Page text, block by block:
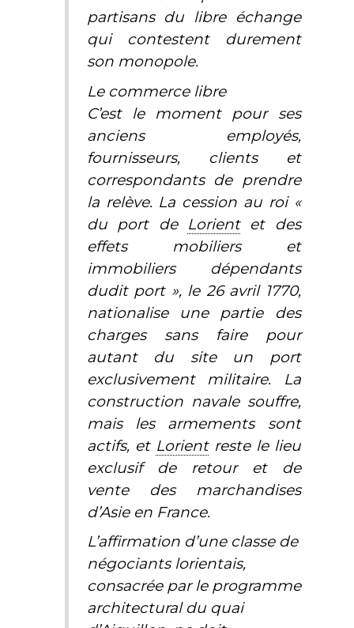
partisans du libre échange
qui contestent durement
son monopole.
Le commerce libre
C’est le moment pour ses
anciens employés,
fournisseurs, clients et
correspondants de prendre
la relève. La cession au roi «
du port de Lorientet des
effets mobiliers et
immobiliers dépendants
dudit port », le 26 avril 1770,
nationalise une partie des
charges sans faire pour
autant du site un port
exclusivement militaire. La
construction navale souffre,
mais les armements sont
actifs, et Lorientreste le lieu
exclusif de retour et de
vente des marchandises
d’Asie en France.
L’affirmation d’une classe de
négociants lorientais,
consacrée par le programme
architectural du quai